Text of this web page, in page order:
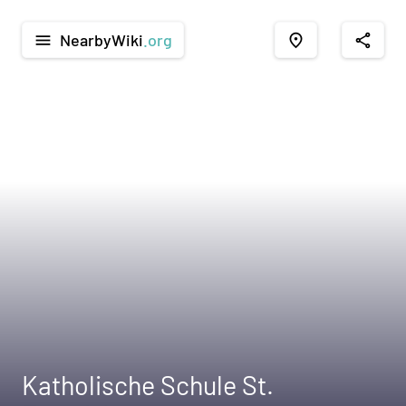
menu NearbyWiki .org place share
Katholische Schule St.